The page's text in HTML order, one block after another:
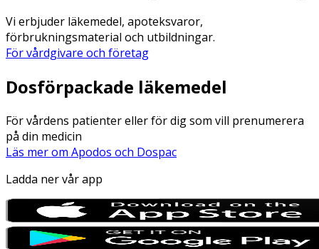
Vi erbjuder läkemedel, apoteksvaror,
förbrukningsmaterial och utbildningar.
För vårdgivare och företag
Dosförpackade läkemedel
För vårdens patienter eller för dig som vill prenumerera
på din medicin
Läs mer om Apodos och Dospac
Ladda ner vår app